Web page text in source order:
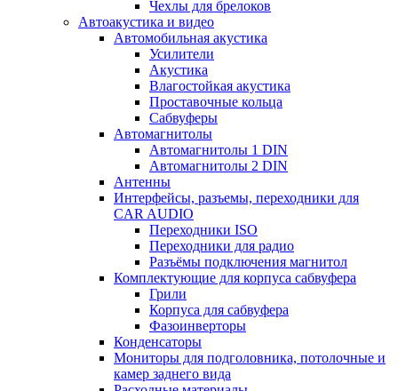
Чехлы для брелоков
Автоакустика и видео
Автомобильная акустика
Усилители
Акустика
Влагостойкая акустика
Проставочные кольца
Сабвуферы
Автомагнитолы
Автомагнитолы 1 DIN
Автомагнитолы 2 DIN
Антенны
Интерфейсы, разъемы, переходники для
CAR AUDIO
Переходники ISO
Переходники для радио
Разъёмы подключения магнитол
Комплектующие для корпуса сабвуфера
Грили
Корпуса для сабвуфера
Фазоинверторы
Конденсаторы
Мониторы для подголовника, потолочные и
камер заднего вида